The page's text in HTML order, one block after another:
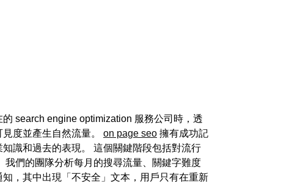
search engine optimization 服務公司時，透
度並產生自然流量。 on page seo 擁有成功記
識和過去的表現。 這個關鍵階段包括對流行
們的團隊分析每月的搜尋流量、關鍵字難度
，其中出現「不安全」文本，用戶只有在重新